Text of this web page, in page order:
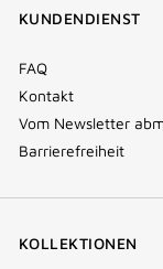
KUNDENDIENST
FAQ
Kontakt
Vom Newsletter
Barrierefreiheit
KOLLEKTIONEN